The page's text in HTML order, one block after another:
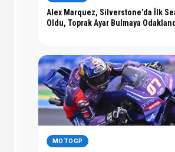
Alex Marquez, Silverstone’da İlk
Oldu, Toprak Ayar Bulmaya
MOTOGP